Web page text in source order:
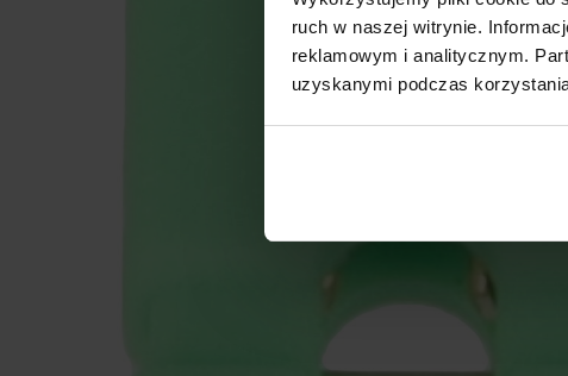
ruch w naszej witrynie.
reklamowym i analitycznym.
uzyskanymi podczas